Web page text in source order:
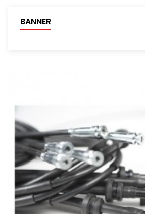
BANNER